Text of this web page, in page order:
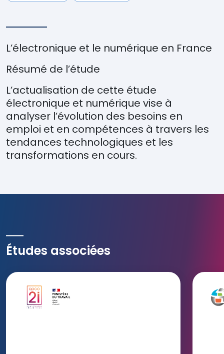
L’électronique et le numérique en France
Résumé de l’étude
L’actualisation de cette étude
électronique et numérique vise à
analyser l’évolution des besoins en
emploi et en compétences à travers les
tendances technologiques et les
transformations en cours.
Études associées